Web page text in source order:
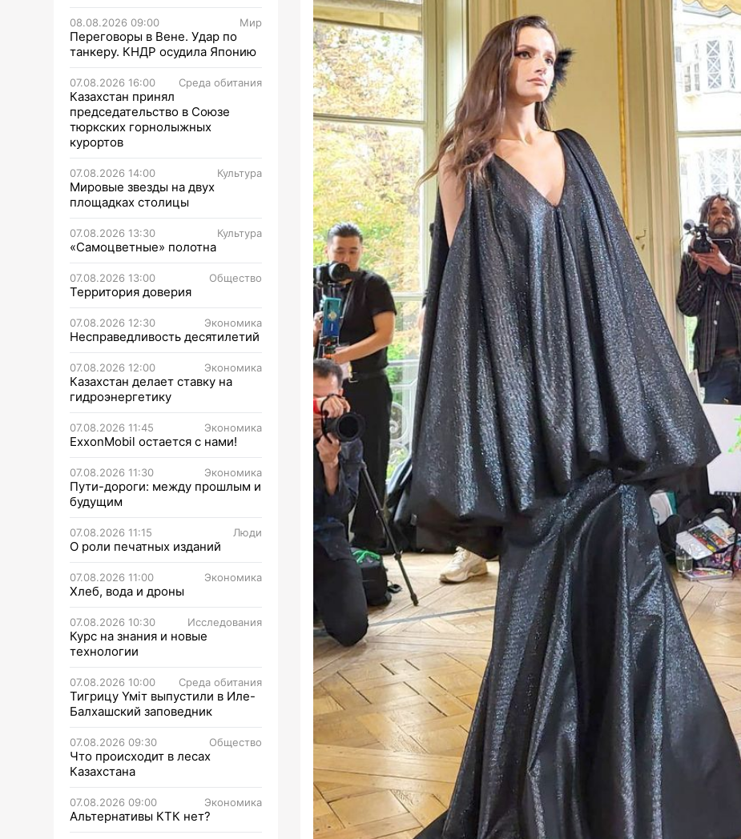
08.08.2026 09:00 Мир
Переговоры в Вене. Удар по
танкеру. КНДР осудила Японию
07.08.2026 16:00 Среда обитания
Казахстан принял
председательство в Союзе
тюркских горнолыжных
курортов
07.08.2026 14:00 Культура
Мировые звезды на двух
площадках столицы
07.08.2026 13:30 Культура
«Самоцветные» полотна
07.08.2026 13:00 Общество
Территория доверия
07.08.2026 12:30 Экономика
Несправедливость десятилетий
07.08.2026 12:00 Экономика
Казахстан делает ставку на
гидроэнергетику
07.08.2026 11:45 Экономика
ExxonMobil остается с нами!
07.08.2026 11:30 Экономика
Пути-дороги: между прошлым и
будущим
07.08.2026 11:15 Люди
О роли печатных изданий
07.08.2026 11:00 Экономика
Хлеб, вода и дроны
07.08.2026 10:30 Исследования
Курс на знания и новые
технологии
07.08.2026 10:00 Среда обитания
Тигрицу Үміт выпустили в Иле-
Балхашский заповедник
07.08.2026 09:30 Общество
Что происходит в лесах
Казахстана
07.08.2026 09:00 Экономика
Альтернативы КТК нет?